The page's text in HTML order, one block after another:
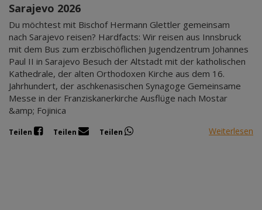
Sarajevo 2026
Du möchtest mit Bischof Hermann Glettler gemeinsam
nach Sarajevo reisen? Hardfacts: Wir reisen aus Innsbruck
mit dem Bus zum erzbischöflichen Jugendzentrum Johannes
Paul II in Sarajevo Besuch der Altstadt mit der katholischen
Kathedrale, der alten Orthodoxen Kirche aus dem 16.
Jahrhundert, der aschkenasischen Synagoge Gemeinsame
Messe in der Franziskanerkirche Ausflüge nach Mostar
&amp; Fojinica
Teilen Teilen Teilen Weiterlesen